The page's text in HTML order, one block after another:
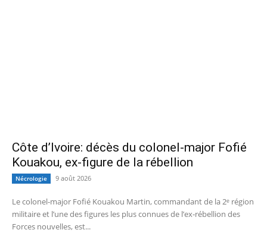
Côte d’Ivoire: décès du colonel-major Fofié
Kouakou, ex-figure de la rébellion
Nécrologie 9 août 2026
Le colonel-major Fofié Kouakou Martin, commandant de la 2ᵉ région
militaire et l’une des figures les plus connues de l’ex‑rébellion des
Forces nouvelles, est...